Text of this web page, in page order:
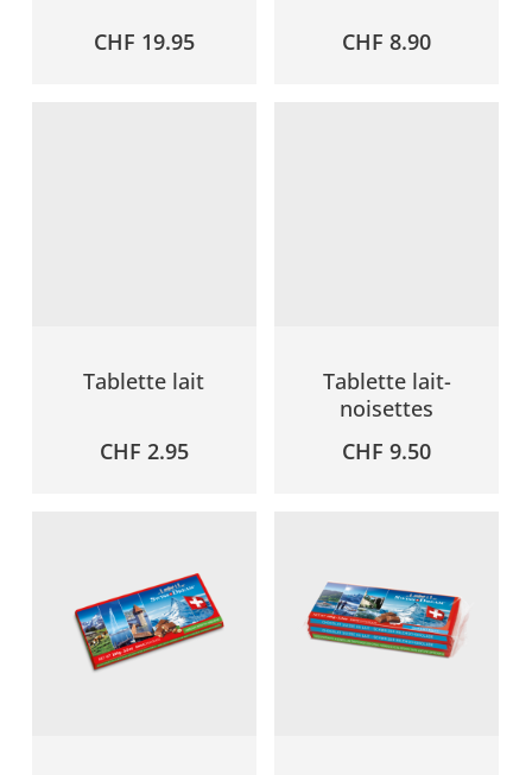
CHF 19.95 CHF 8.90
Tablette lait
CHF 2.95
Tablette lait-
noisettes
CHF 9.50